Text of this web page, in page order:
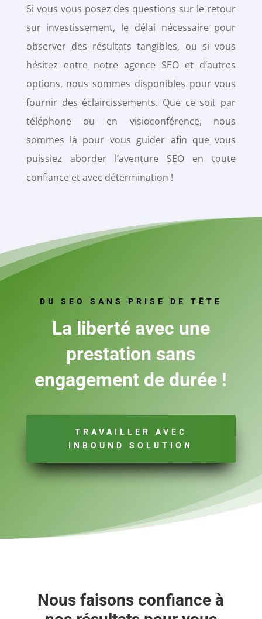
Si vous vous posez des questions sur le retour
sur investissement, le délai nécessaire pour
observer des résultats tangibles, ou si vous
hésitez entre notre agence SEO et d’autres
options, nous sommes disponibles pour vous
fournir des éclaircissements. Que ce soit par
téléphone ou en visioconférence, nous
sommes là pour vous guider afin que vous
puissiez aborder l’aventure SEO en toute
confiance et avec détermination !
DU SEO SANS PRISE DE TÊTE
La liberté avec une
prestation sans
engagement de durée !
TRAVAILLER AVEC
INBOUND SOLUTION
Nous faisons confiance à